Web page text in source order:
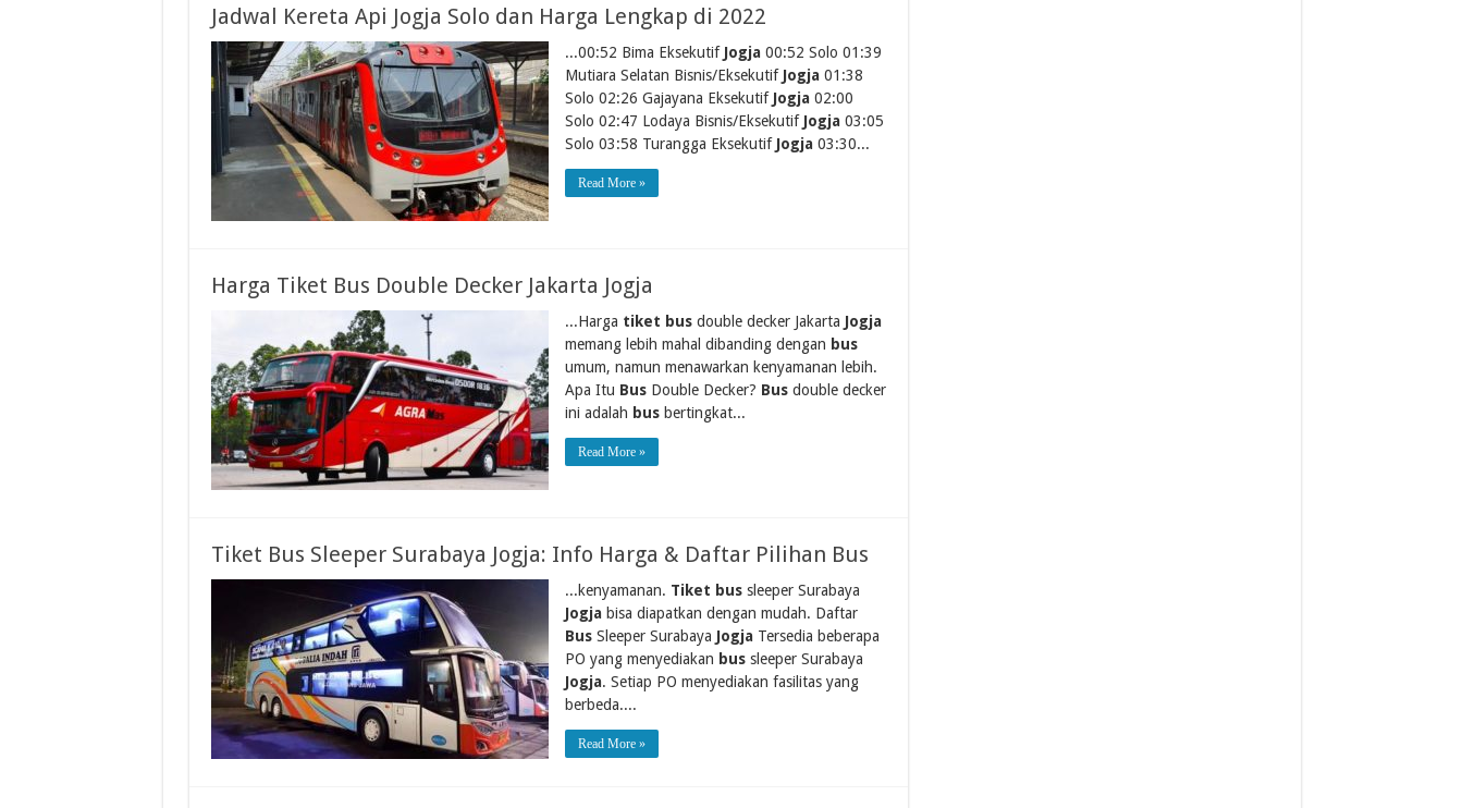
Jadwal Kereta Api Jogja Solo dan Harga Lengkap di 2022
...00:52 Bima Eksekutif Jogja00:52 Solo 01:39
Mutiara Selatan Bisnis/Eksekutif Jogja01:38
Solo 02:26 Gajayana Eksekutif Jogja02:00
Solo 02:47 Lodaya Bisnis/Eksekutif Jogja03:05
Solo 03:58 Turangga Eksekutif Jogja03:30...
Read More »
Harga Tiket Bus Double Decker Jakarta Jogja
...Harga tiket busdouble decker Jakarta Jogja
memang lebih mahal dibanding dengan bus
umum, namun menawarkan kenyamanan lebih.
Apa Itu BusDouble Decker? Busdouble decker
ini adalah busbertingkat...
Read More »
Tiket Bus Sleeper Surabaya Jogja: Info Harga & Daftar Pilihan Bus
...kenyamanan. Tiket bussleeper Surabaya
Jogjabisa diapatkan dengan mudah. Daftar
BusSleeper Surabaya JogjaTersedia beberapa
PO yang menyediakan bussleeper Surabaya
Jogja. Setiap PO menyediakan fasilitas yang
berbeda....
Read More »